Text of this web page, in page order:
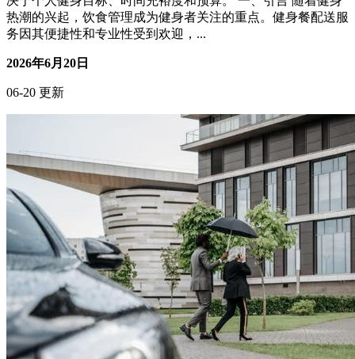
饭，但成本较高。 自己做饭可控性强、成本较低，但需要较
高的烹饪技巧和时间投入。 选择健身餐配送还是自己做饭取
决于个人健身目标、时间充裕度和预算。 一、引言 随着健身
热潮的兴起，饮食管理成为健身者关注的重点。健身餐配送服